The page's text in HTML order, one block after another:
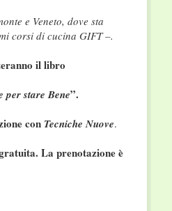
e Veneto, dove sta
corsi di cucina GIFT –.
il libro
per stare Bene”.
con Tecniche Nuove.
La prenotazione è